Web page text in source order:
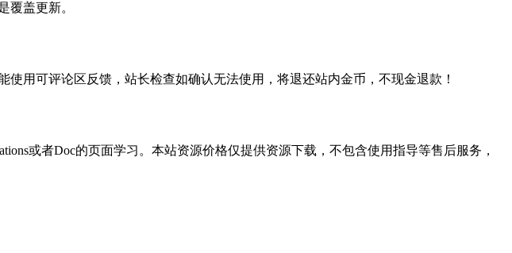
覆盖更新。
用可评论区反馈，站长检查如确认无法使用，将退还站内金币，不现金退款！
或者Doc的页面学习。本站资源价格仅提供资源下载，不包含使用指导等售后服务，